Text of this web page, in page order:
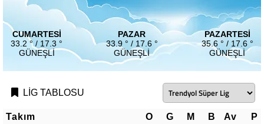
CUMARTESI
33.2 ° / 17.3 °
GÜNEŞLI
PAZAR
33.9 ° / 17.6 °
GÜNEŞLI
PAZARTESI
35.6 ° / 17.6 °
GÜNEŞLI
LİG TABLOSU
Takım O G M B Av
P